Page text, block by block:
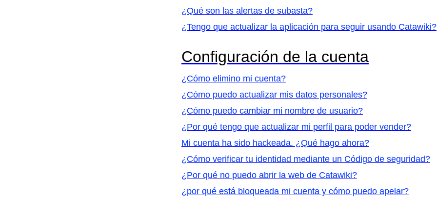
¿Qué son las alertas de subasta?
¿Tengo que actualizar la aplicación para seguir usando Catawiki?
Configuración de la cuenta
¿Cómo elimino mi cuenta?
¿Cómo puedo actualizar mis datos personales?
¿Cómo puedo cambiar mi nombre de usuario?
¿Por qué tengo que actualizar mi perfil para poder vender?
Mi cuenta ha sido hackeada. ¿Qué hago ahora?
¿Cómo verificar tu identidad mediante un Código de seguridad?
¿Por qué no puedo abrir la web de Catawiki?
¿por qué está bloqueada mi cuenta y cómo puedo apelar?